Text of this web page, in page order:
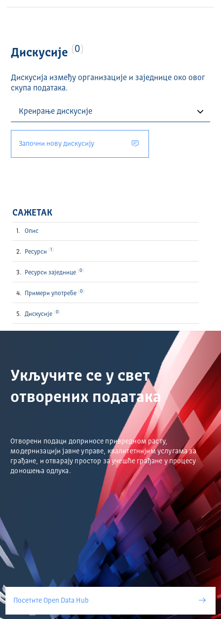
Дискусије 0
Дискусија између организације и заједнице око овог
скупа података.
Започни нову дискусију
САЖЕТАК
Опис
Ресурси 1
Ресурси заједнице 0
Примери употребе 0
Дискусије 0
Укључите се у свет
отворених података
Отворени подаци доприносе привредном расту,
модернизацији јавне управе, квалитетнијим услугама за
грађане, и отварају простор за учешће грађане у процесу
доношења одлука.
Посетите Open Data Hub